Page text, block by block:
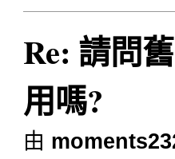
Re: 請問
用嗎?
由